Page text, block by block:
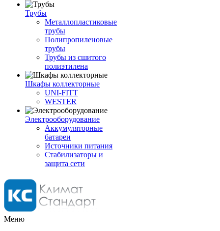
Трубы
Металлопластиковые
трубы
Полипропиленовые
трубы
Трубы из сшитого
полиэтилена
Шкафы коллекторные
UNI-FITT
WESTER
Электрооборудование
Аккумуляторные
батареи
Источники питания
Стабилизаторы и
защита сети
Меню